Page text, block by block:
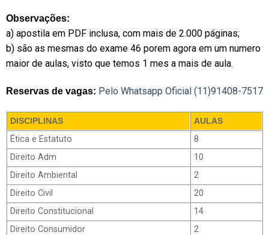
Observações:
a) apostila em PDF inclusa, com mais de 2.000 páginas;
b) são as mesmas do exame 46 porem agora em um numero
maior de aulas, visto que temos 1 mes a mais de aula.
Reservas de vagas: Pelo Whatsapp Oficial (11)91408-7517
DISCIPLINAS AULAS
Ética e Estatuto
8
Direito Adm
10
Direito Ambiental
2
Direito Civil
20
Direito Constitucional
14
Direito Consumidor
2